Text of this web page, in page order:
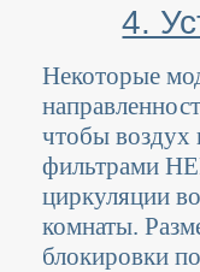
4.
Некоторые
чтобы воздух
фильтрами
циркуляции
комнаты.
блокировки